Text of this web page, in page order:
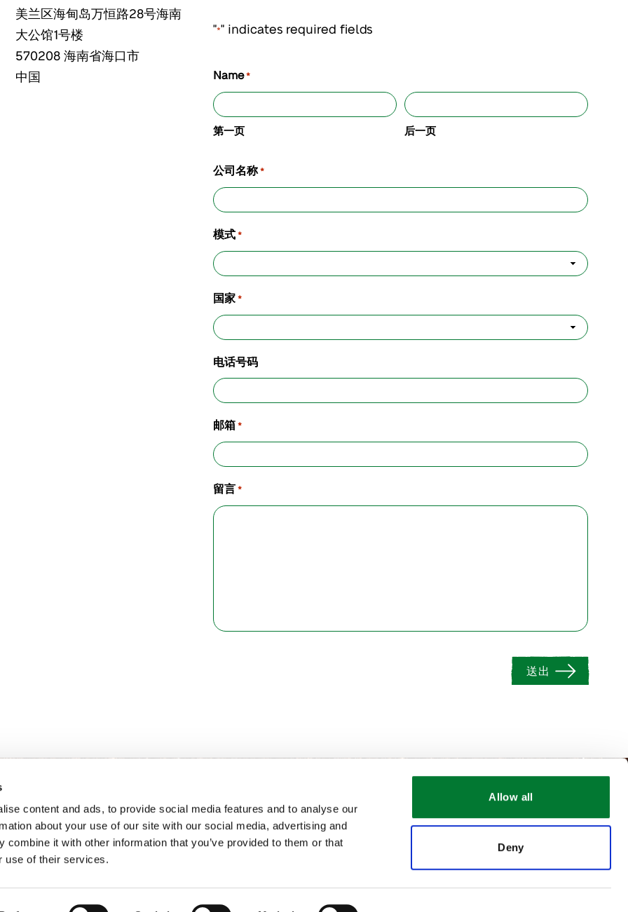
content and ads, to provide social media features and to analyse our
about your use of our site with our social media, advertising and
combine it with other information that you’ve provided to them or that
use of their services.
Allow all
Deny
美兰区海甸岛万恒路28号海南
大公馆1号楼
570208 海南省海口市
中国
"*" indicates required fields
Name *
第一页 后一页
公司名称 *
模式 *
国家 *
电话号码
邮箱 *
留言 *
送出
通用条款 Van Iperen B.V.